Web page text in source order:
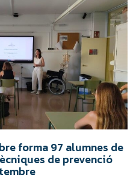
forma 97 alumnes de
de prevenció